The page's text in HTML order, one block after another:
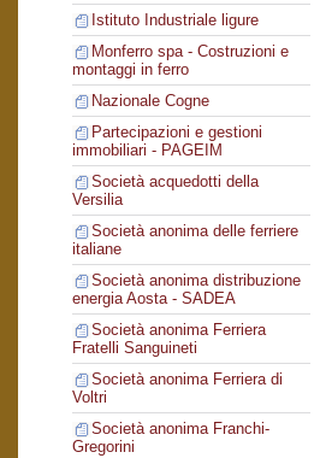
Istituto Industriale ligure
Monferro spa - Costruzioni e
montaggi in ferro
Nazionale Cogne
Partecipazioni e gestioni
immobiliari - PAGEIM
Società acquedotti della
Versilia
Società anonima delle ferriere
italiane
Società anonima distribuzione
energia Aosta - SADEA
Società anonima Ferriera
Fratelli Sanguineti
Società anonima Ferriera di
Voltri
Società anonima Franchi-
Gregorini